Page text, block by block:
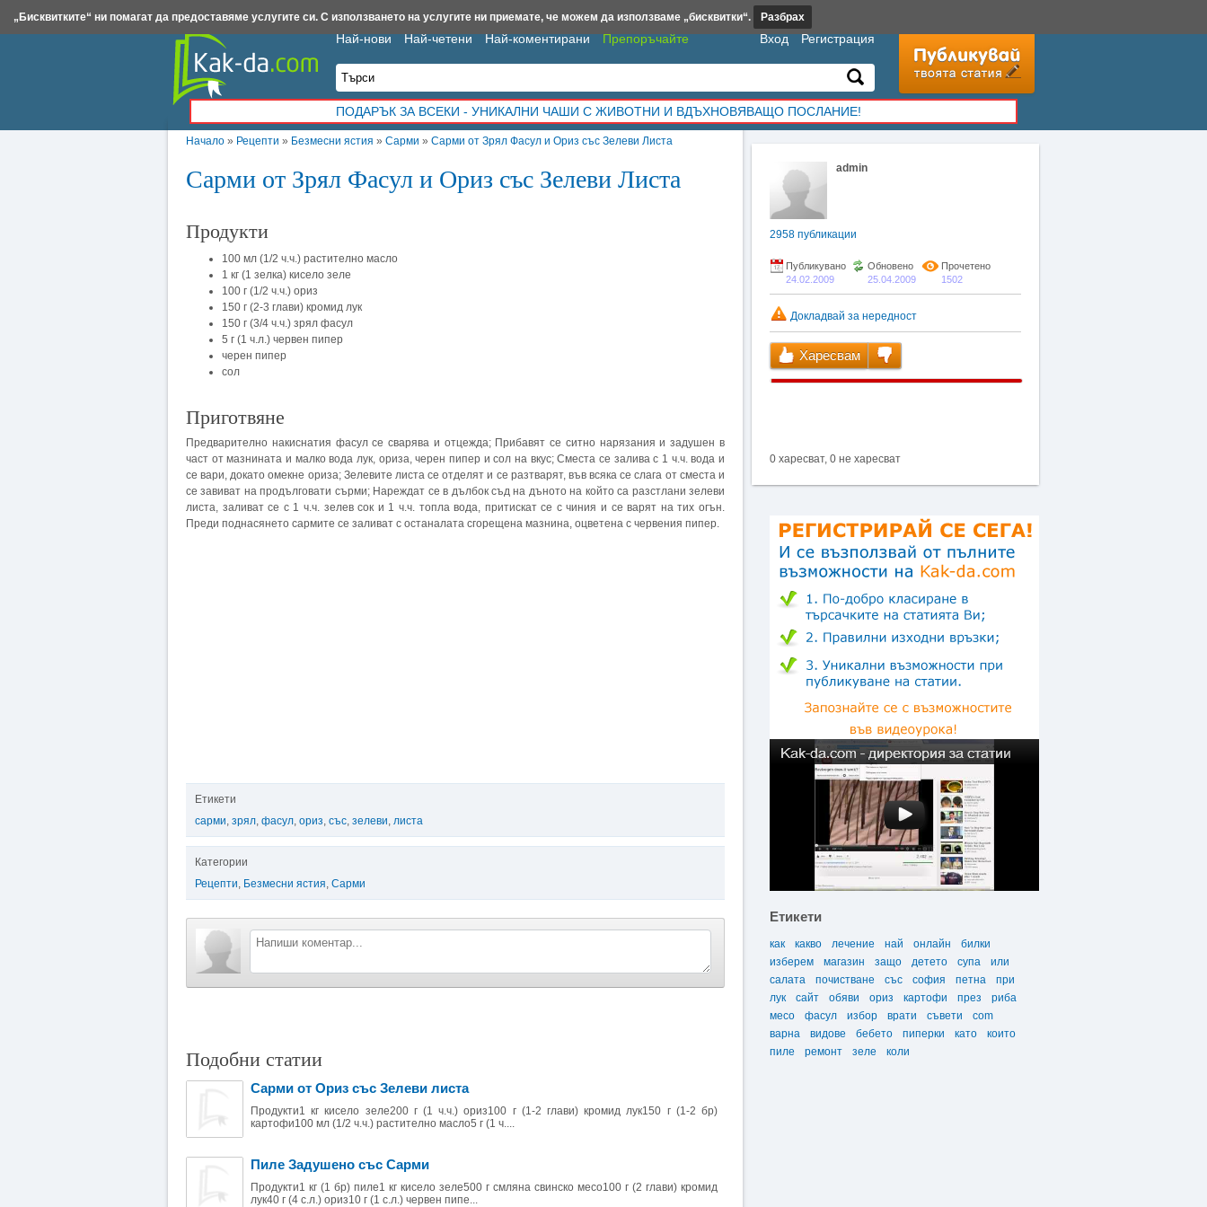
Начало » Рецепти » Безмесни ястия » Сарми » Сарми от Зрял Фасул и Ориз със Зелеви Листа
Сарми от Зрял Фасул и Ориз със Зелеви Листа
Продукти
100 мл (1/2 ч.ч.) растително масло
1 кг (1 зелка) кисело зеле
100 г (1/2 ч.ч.) ориз
150 г (2-3 глави) кромид лук
150 г (3/4 ч.ч.) зрял фасул
5 г (1 ч.л.) червен пипер
черен пипер
сол
Приготвяне
Предварително накиснатия фасул се сварява и отцежда; Прибавят се ситно нарязания и задушен в
част от мазнината и малко вода лук, ориза, черен пипер и сол на вкус; Сместа се залива с 1 ч.ч. вода и
се вари, докато омекне ориза; Зелевите листа се отделят и се разтварят, във всяка се слага от сместа и
се завиват на продълговати сърми; Нареждат се в дълбок съд на дъното на който са разстлани зелеви
листа, заливат се с 1 ч.ч. зелев сок и 1 ч.ч. топла вода, притискат се с чиния и се варят на тих огън.
Преди поднасянето сармите се заливат с останалата сгорещена мазнина, оцветена с червения пипер.
Етикети
сарми, зрял, фасул, ориз, със, зелеви, листа
Категории
Рецепти, Безмесни ястия, Сарми
Подобни статии
Сарми от Ориз със Зелеви листа
Продукти1 кг кисело зеле200 г (1 ч.ч.) ориз100 г (1-2 глави) кромид лук150 г (1-2 бр)
картофи100 мл (1/2 ч.ч.) растително масло5 г (1 ч....
Пиле Задушено със Сарми
Продукти1 кг (1 бр) пиле1 кг кисело зеле500 г смляна свинско месо100 г (2 глави) кромид
лук40 г (4 с.л.) ориз10 г (1 с.л.) червен пипе...
admin
2958 публикации
Публикувано
24.02.2009
Обновено
25.04.2009
Прочетено
1502
Докладвай за нередност
Харесвам
0 харесват, 0 не харесват
Етикети
как какво лечение най онлайн
билки
изберем
магазин защо детето супа
или
салата
почистване със софия петна
при
лук
сайт обяви ориз картофи през
риба
месо
фасул избор врати съвети
com
варна
видове бебето пиперки като
които
пиле
ремонт зеле коли
Най-нови Най-четени Най-коментирани Препоръчайте Вход Регистрация
ПОДАРЪК ЗА ВСЕКИ - УНИКАЛНИ ЧАШИ С ЖИВОТНИ И ВДЪХНОВЯВАЩО ПОСЛАНИЕ!
Insert.bg Framar.bg Kak-da.com Iztochnik.com BauBau.bg NewAge.bg
„Бисквитките“ ни помагат да предоставяме услугите си. С използването на услугите ни приемате, че можем да използваме „бисквитки“. Разбрах